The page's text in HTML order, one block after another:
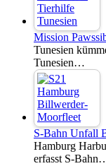
Mission
Tunesien
Tunesien…
S-Bahn Unfall
Hamburg
erfasst S-